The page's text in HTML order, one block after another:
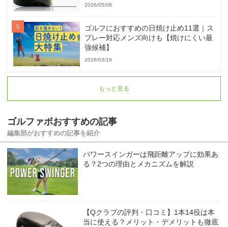
2026/05/08
ゴルフにおすすめの日焼け止め11選｜ス
プレー対応メンズ向けも【焼けにくい最
強候補】
2026/03/19
もっと見る
ゴルファボおすすめの記事
編集部がおすすめの記事を紹介
パワースインガーは飛距離アップに効果あ
る？2つの理由とメカニズムを解説
【Qクラブの評判・口コミ】1本14役は本
当に使える？メリット・デメリットも徹底